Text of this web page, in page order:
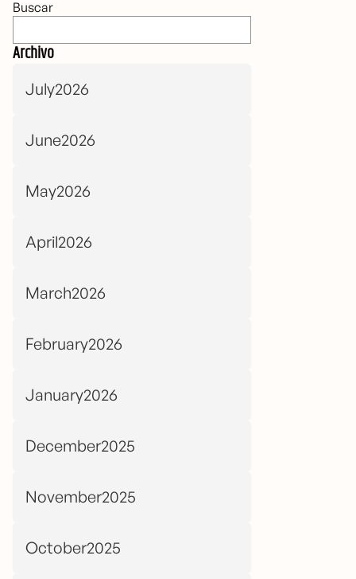
Buscar
Archivo
July2026
June2026
May2026
April2026
March2026
February2026
January2026
December2025
November2025
October2025